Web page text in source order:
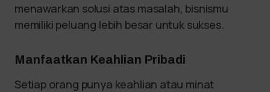
menawarkan solusi atas masalah, bisnismu
memiliki peluang lebih besar untuk sukses.
Manfaatkan Keahlian Pribadi
Setiap orang punya keahlian atau minat